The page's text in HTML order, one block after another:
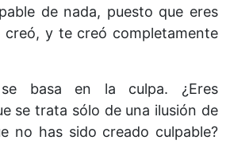
de nada, puesto que eres
y te creó completamente
basa en la culpa. ¿Eres
se trata sólo de una ilusión de
no has sido creado culpable?